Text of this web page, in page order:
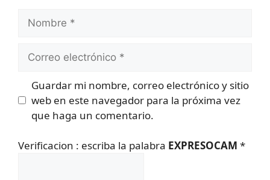
electrónico
Guardar mi nombre, correo electrónico y sitio
web en este navegador para la próxima vez
que haga un comentario.
Verificacion : escriba la palabra EXPRESOCAM *